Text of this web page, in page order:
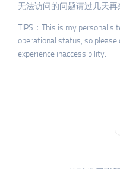
无法访问的问题请过几天再
TIPS：This is my personal
operational status, so
experience inaccessibility.